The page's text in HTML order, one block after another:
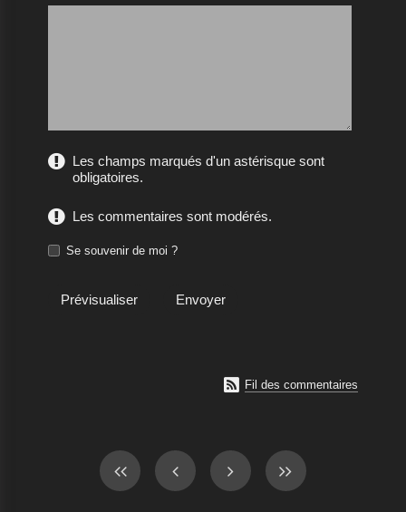
Les champs marqués d'un astérisque sont
obligatoires.
Les commentaires sont modérés.
Se souvenir de moi ?
 Fil des commentaires